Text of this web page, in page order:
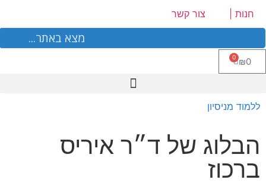
חנות | צור קשר
₪0
0
ללמוד מניסיון
הבלוג של ד״ר איריס
ברכוז